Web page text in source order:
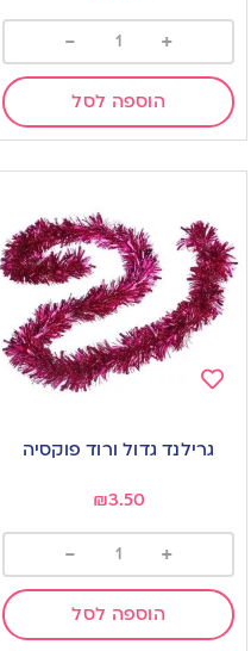
+
-
הוספה לסל
wishlist
גרילנד גדול ורוד פוקסיה
₪3.50
+
-
הוספה לסל